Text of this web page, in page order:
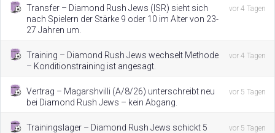
Transfer – Diamond Rush Jews (ISR) sieht sich
nach Spielern der Stärke 9 oder 10 im Alter von 23-
27 Jahren um.
vor 4 Tagen
Training – Diamond Rush Jews wechselt Methode
– Konditionstraining ist angesagt.
vor 4 Tagen
Vertrag – Magarshvilli (A/8/26) unterschreibt neu
bei Diamond Rush Jews – kein Abgang.
vor 5 Tagen
Trainingslager – Diamond Rush Jews schickt 5
vor 5 Tagen